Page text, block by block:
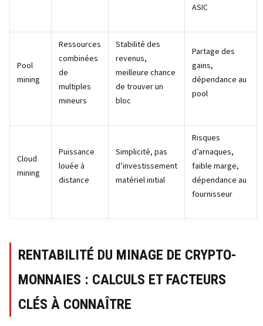
ASIC
Pool
mining
Ressources
combinées
de
multiples
mineurs
Stabilité des
revenus,
meilleure chance
de trouver un
bloc
Partage des
gains,
dépendance au
pool
Cloud
mining
Puissance
louée à
distance
Simplicité, pas
d’investissement
matériel initial
Risques
d’arnaques,
faible marge,
dépendance au
fournisseur
RENTABILITÉ DU MINAGE DE CRYPTO-
MONNAIES : CALCULS ET FACTEURS
CLÉS À CONNAÎTRE